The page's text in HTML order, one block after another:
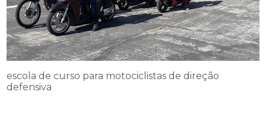
escola de curso para motociclistas de direção
defensiva